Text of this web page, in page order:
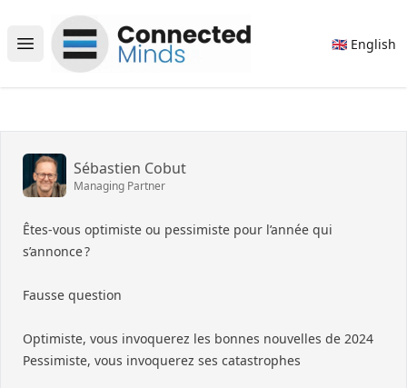
Open main menu
Connected Minds
🇬🇧 English
Sébastien Cobut
Managing Partner
Êtes-vous optimiste ou pessimiste pour l’année qui
s’annonce ?
Fausse question
Optimiste, vous invoquerez les bonnes nouvelles de 2024
Pessimiste, vous invoquerez ses catastrophes